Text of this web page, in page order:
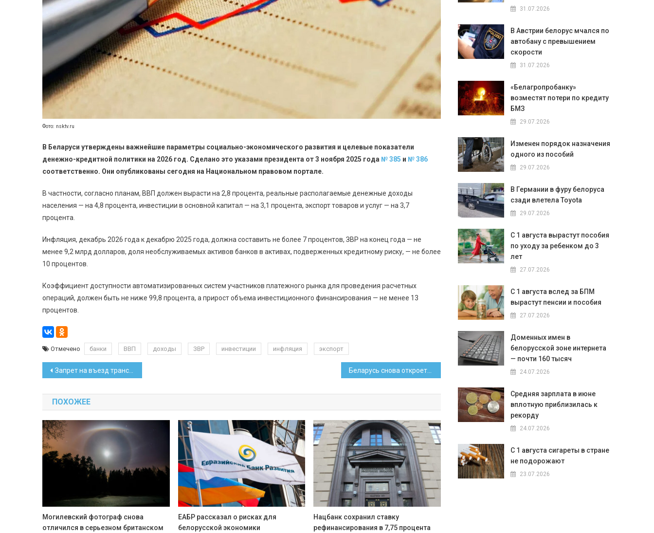
Фото: nsktv.ru
В Беларуси утверждены важнейшие параметры социально-экономического развития и целевые показатели
денежно-кредитной политики на 2026 год. Сделано это указами президента от 3 ноября 2025 года № 385 и № 386
соответственно. Они опубликованы сегодня на Национальном правовом портале.
В частности, согласно планам, ВВП должен вырасти на 2,8 процента, реальные располагаемые денежные доходы
населения — на 4,8 процента, инвестиции в основной капитал — на 3,1 процента, экспорт товаров и услуг — на 3,7
процента.
Инфляция, декабрь 2026 года к декабрю 2025 года, должна составить не более 7 процентов, ЗВР на конец года — не
менее 9,2 млрд долларов, доля необслуживаемых активов банков в активах, подверженных кредитному риску, — не более
10 процентов.
Коэффициент доступности автоматизированных систем участников платежного рынка для проведения расчетных
операций, должен быть не ниже 99,8 процента, а прирост объема инвестиционного финансирования — не менее 13
процентов.
Отмечено банки ВВП доходы ЗВР инвестиции инфляция экспорт
Навигация
по
записям
Запрет на въезд транспорта из ЕС изложили в новой редакции Беларусь снова откроет посольство в Словакии
ПОХОЖЕЕ
Могилевский фотограф снова
отличился в серьезном британском
ЕАБР рассказал о рисках для
белорусской экономики
Нацбанк сохранил ставку
рефинансирования в 7,75 процента
31.07.2026
В Австрии белорус мчался по
автобану с превышением
скорости
31.07.2026
«Белагропробанку»
возместят потери по кредиту
БМЗ
29.07.2026
Изменен порядок назначения
одного из пособий
29.07.2026
В Германии в фуру белоруса
сзади влетела Toyota
29.07.2026
С 1 августа вырастут пособия
по уходу за ребенком до 3
лет
27.07.2026
С 1 августа вслед за БПМ
вырастут пенсии и пособия
27.07.2026
Доменных имен в
белорусской зоне интернета
— почти 160 тысяч
24.07.2026
Средняя зарплата в июне
вплотную приблизилась к
рекорду
24.07.2026
С 1 августа сигареты в стране
не подорожают
23.07.2026